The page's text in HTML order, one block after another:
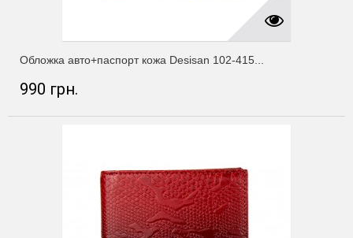
Обложка авто+паспорт кожа Desisan 102-415...
990 грн.